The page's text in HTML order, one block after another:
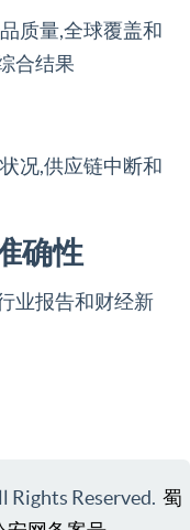
质量,全球覆盖和
合结果
况,供应链中断和
确性
业报告和财经新
Reserved. 蜀